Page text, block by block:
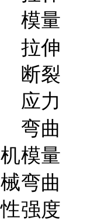
机
械
性
模量
拉伸
断裂
应力
弯曲
模量
弯曲
强度